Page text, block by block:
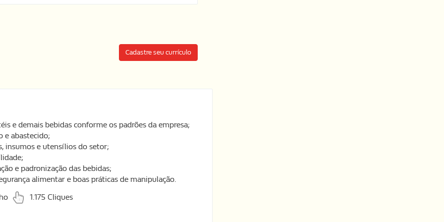
Cadastre seu currículo
e demais bebidas conforme os padrões da empresa;
e abastecido;
insumos e utensílios do setor;
e padronização das bebidas;
alimentar e boas práticas de manipulação.
1.175 Cliques